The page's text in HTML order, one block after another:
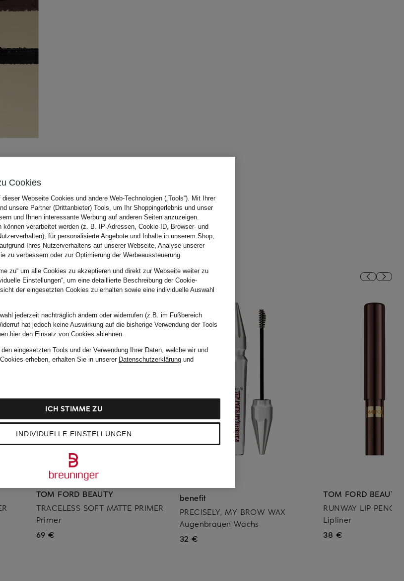
TOM FORD BEAUTY
TRACELESS SOFT MATTE PRIMER
Primer
69 €
benefit
PRECISELY, MY BROW WAX
Augenbrauen Wachs
32 €
TOM FORD BEAUTY
RUNWAY LIP PENCIL
Lipliner
38 €
Cookies
Webseite Cookies und andere Web-Technologien („Tools“). Mit Ihrer
unsere Partner (Drittanbieter) Tools, um Ihr Shoppingerlebnis und unser
und Ihnen interessante Werbung auf anderen Seiten anzuzeigen.
können verarbeitet werden (z. B. IP-Adressen, Cookie-ID, Browser- und
für personalisierte Angebote und Inhalte in unserem Shop,
Ihres Nutzerverhaltens auf unserer Webseite, Analyse unserer
zu verbessern oder zur Optimierung der Werbeaussteuerung.
zu“ um alle Cookies zu akzeptieren und direkt zur Webseite weiter zu
Einstellungen“, um eine detaillierte Beschreibung der Cookie-
der eingesetzten Cookies zu erhalten sowie eine individuelle Auswahl
jederzeit nachträglich ändern oder widerrufen (z.B. im Fußbereich
hat jedoch keine Auswirkung auf die bisherige Verwendung der Tools
hierden Einsatz von Cookies ablehnen.
eingesetzten Tools und der Verwendung Ihrer Daten, welche wir und
erheben, erhalten Sie in unserer Datenschutzerklärung und
INDIVIDUELLE EINSTELLUNGEN
ICH STIMME ZU